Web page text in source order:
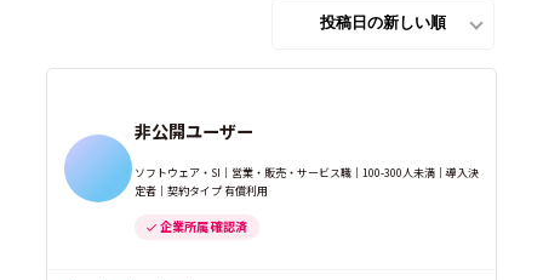
非公開ユーザー
ソフトウェア・SI｜営業・販売・サービス職｜100-300人未満｜導入決
定者｜契約タイプ 有償利用
企業所属 確認済